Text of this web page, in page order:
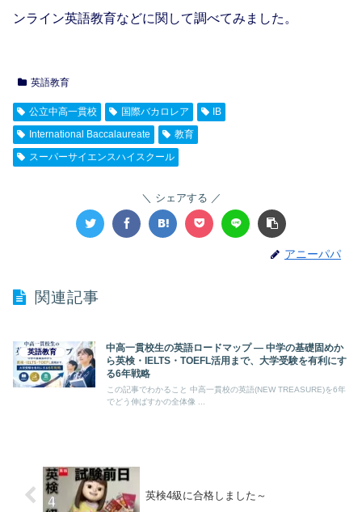
ンライン英語教育などに関して調べてみました。
英語教育
公立中高一貫校 国際バカロレア
IB
International Baccalaureate
教育
スーパーサイエンスハイスクール
シェアする
アニーパパ
関連記事
英語教育
中高一貫校生の英語ロードマップ ― 中学の基礎固めか
ら英検・IELTS・TOEFL活用まで、大学受験を有利にす
る6年戦略
この記事でわかること 中高一貫校の英語(NEW TREASURE)を6年
でどう伸ばすかの全体像 ...
英検4級に合格しました～